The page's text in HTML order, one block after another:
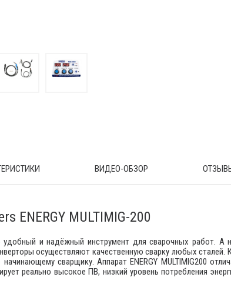
ВИДЕО-ОБЗОР
ENERGY MULTIMIG-200
удобный и надёжный инструмент для сварочных работ. А
осуществляют качественную сварку любых сталей.
сварщику. Аппарат ENERGY MULTIMIG200
реально высокое ПВ, низкий уровень потребления